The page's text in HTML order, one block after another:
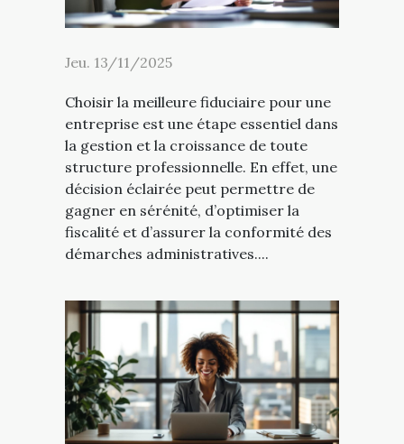
Jeu. 13/11/2025
Choisir la meilleure fiduciaire pour une
entreprise est une étape essentiel dans
la gestion et la croissance de toute
structure professionnelle. En effet, une
décision éclairée peut permettre de
gagner en sérénité, d’optimiser la
fiscalité et d’assurer la conformité des
démarches administratives....